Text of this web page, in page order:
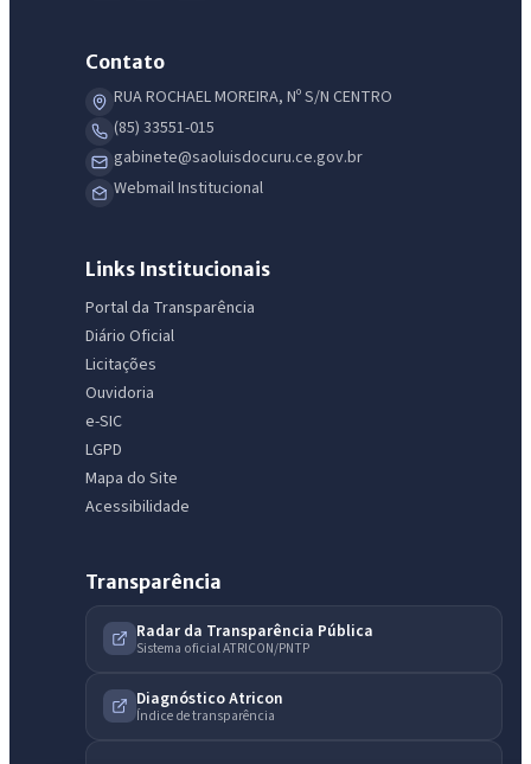
Contato
RUA ROCHAEL MOREIRA, Nº S/N CENTRO
(85) 33551-015
gabinete@saoluisdocuru.ce.gov.br
Webmail Institucional
Links Institucionais
Portal da Transparência
Diário Oficial
Licitações
Ouvidoria
e-SIC
LGPD
Mapa do Site
Acessibilidade
Transparência
Radar da Transparência Pública
Sistema oficial ATRICON/PNTP
Diagnóstico Atricon
Índice de transparência
Assistente do Portal
Olá. Pergunte sobre serviços, notícias, legislação, Diário Oficial,
licitações, estrutura ou transparência do município.
Licitações abertas